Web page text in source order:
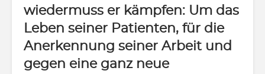
wiedermuss er kämpfen: Um das
Leben seiner Patienten, für die
Anerkennung seiner Arbeit und
gegen eine ganz neue